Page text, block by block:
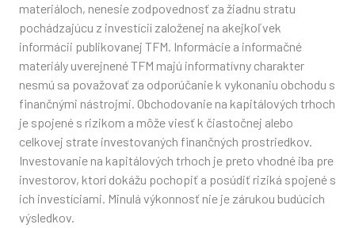
materiáloch, nenesie zodpovednosť za žiadnu stratu
pochádzajúcu z investícií založenej na akejkoľvek
informácii publikovanej TFM. Informácie a informačné
materiály uverejnené TFM majú informatívny charakter
nesmú sa považovať za odporúčanie k vykonaniu obchodu s
finančnými nástrojmi. Obchodovanie na kapitálových trhoch
je spojené s rizikom a môže viesť k čiastočnej alebo
celkovej strate investovaných finančných prostriedkov.
Investovanie na kapitálových trhoch je preto vhodné iba pre
investorov, ktorí dokážu pochopiť a posúdiť riziká spojené s
ich investíciami. Minulá výkonnosť nie je zárukou budúcich
výsledkov.